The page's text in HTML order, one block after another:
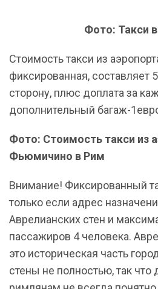
Фото: Такси
Стоимость такси из
фиксированная, составляет
сторону, плюс доплата за
дополнительный багаж-
Фото: Стоимость такси из
Фьюмичино в Рим
Внимание! Фиксированный
только если адрес
Аврелианских стен и
пассажиров 4 человека.
это историческая часть
стены не полностью, так